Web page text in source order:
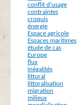
conflit d’usage
contraintes
croquis
énergie
Espace agricole
Espaces maritimes
étude de cas
Europe
flux
inégalités
littoral
littoralisation
migration
milieux